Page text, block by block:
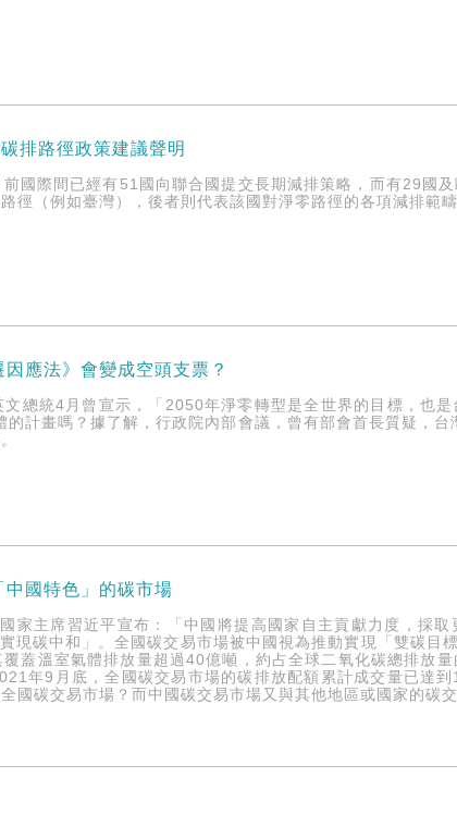
排路徑政策建議聲明
國際間已經有51國向聯合國提交長期減排策略，而有29國
徑（例如臺灣），後者則代表該國對淨零路徑的各項減排範疇
應法》會變成空頭支票？
總統4月曾宣示，「2050年淨零轉型是全世界的目標，也
計畫嗎？據了解，行政院內部會議，曾有部會首長質疑，
國特色」的碳市場
家主席習近平宣布：「中國將提高國家自主貢獻力度，採
現碳中和」。全國碳交易市場被中國視為推動實現「雙碳目
蓋溫室氣體排放量超過40億噸，約占全球二氧化碳總排放
年9月底，全國碳交易市場的碳排放配額累計成交量已達
國碳交易市場？而中國碳交易市場又與其他地區或國家的碳